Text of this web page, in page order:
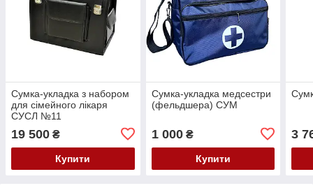
Сумка-укладка з набором
для сімейного лікаря
СУСЛ №11
19 500 ₴
Купити
Сумка-укладка медсестри
(фельдшера) СУМ
1 000₴
Купити
3